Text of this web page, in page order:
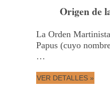
Origen de
La Orden
Papus (cuyo
…
VER DETALLES »